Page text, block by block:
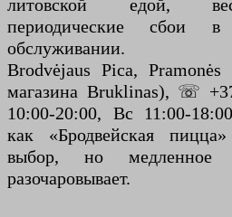
литовской едой,
периодические сбои
обслуживании.
Brodvėjaus Pica,
магазина Bruklinas), ☏
10:00-20:00, Вс 11:00-
как «Бродвейская
выбор, но медленное
разочаровывает.